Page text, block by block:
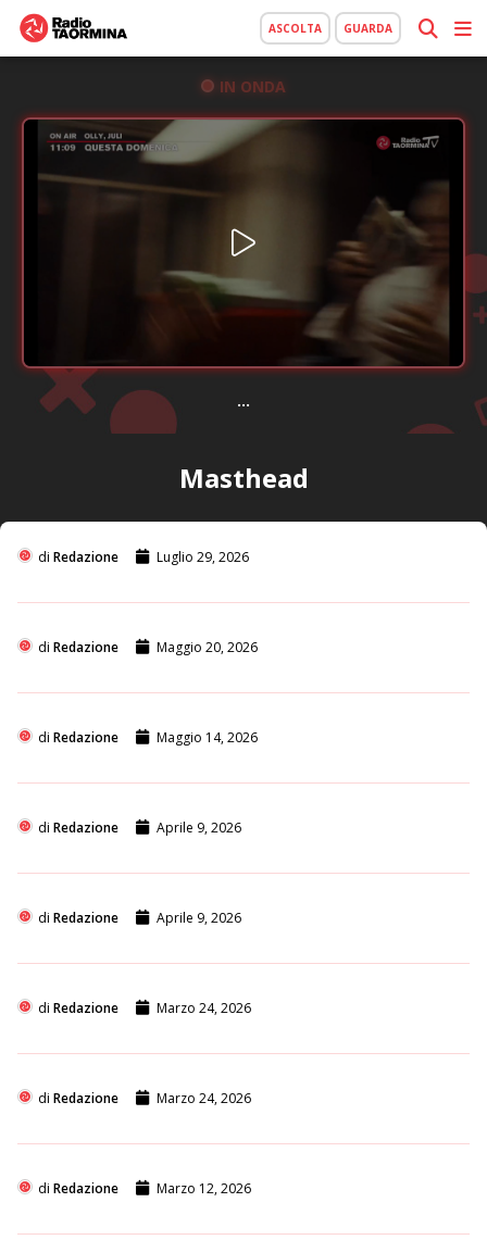
ASCOLTA GUARDA
IN ONDA
...
Masthead
di Redazione Luglio 29, 2026
di Redazione Maggio 20, 2026
di Redazione Maggio 14, 2026
di Redazione Aprile 9, 2026
di Redazione Aprile 9, 2026
di Redazione Marzo 24, 2026
di Redazione Marzo 24, 2026
di Redazione Marzo 12, 2026